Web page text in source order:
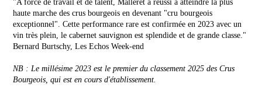
VINS
ROSÉS
Rose
de
PRESSE
NEWSLETTER
"A force de travail et de talent, Malleret a réussi à atteindre la plus
haute marche des crus bourgeois en devenant "cru bourgeois
exceptionnel". Cette performance rare est confirmée en 2023 avec un
vin très plein, le cabernet sauvignon est splendide et de grande classe."
Bernard Burtschy, Les Echos Week-end
NB : Le millésime 2023 est le premier du classement 2025 des Crus
Bourgeois, qui est en cours d'établissement.